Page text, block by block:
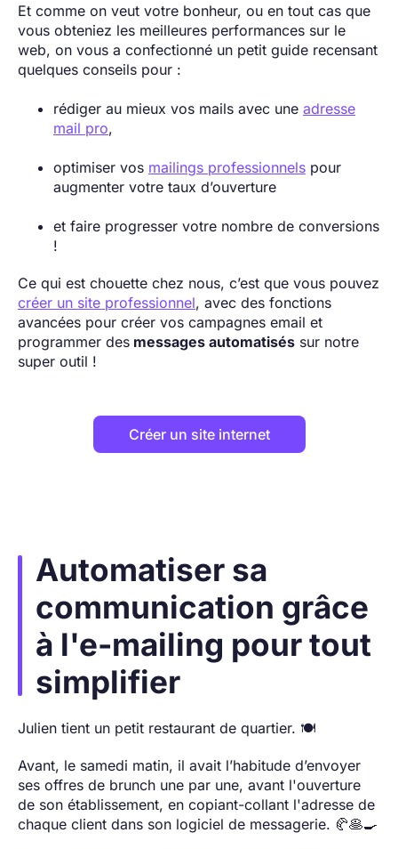
Et comme on veut votre bonheur, ou en tout cas que
vous obteniez les meilleures performances sur le
web, on vous a confectionné un petit guide recensant
quelques conseils pour :
rédiger au mieux vos mails avec une adresse
mail pro,
optimiser vos mailings professionnels pour
augmenter votre taux d’ouverture
et faire progresser votre nombre de conversions
!
Ce qui est chouette chez nous, c’est que vous pouvez
créer un site professionnel, avec des fonctions
avancées pour créer vos campagnes email et
programmer des messages automatisés sur notre
super outil !
Créer un site internet
Automatiser sa
communication grâce
à l'e-mailing pour tout
simplifier
Julien tient un petit restaurant de quartier. 🍽️
Avant, le samedi matin, il avait l’habitude d’envoyer
ses offres de brunch une par une, avant l'ouverture
de son établissement, en copiant-collant l'adresse de
chaque client dans son logiciel de messagerie. 🥐🥞🍳